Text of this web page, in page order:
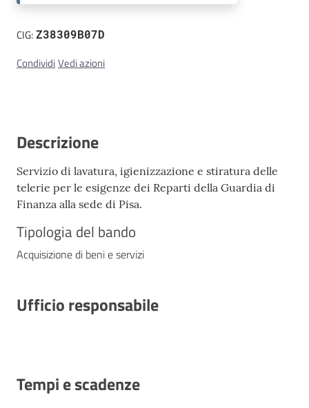
CIG:Z38309B07D
CondividiVedi azioni
Descrizione
Servizio di lavatura, igienizzazione e stiratura delle
telerie per le esigenze dei Reparti della Guardia di
Finanza alla sede di Pisa.
Tipologia del bando
Acquisizione di beni e servizi
Ufficio responsabile
Tempi e scadenze